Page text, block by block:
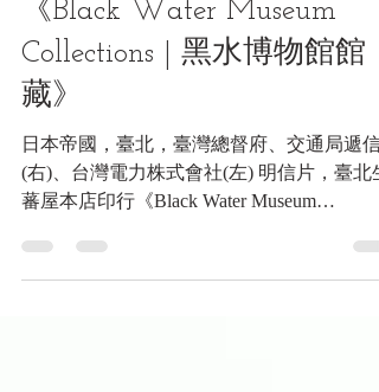
片，臺北生蕃屋本店印行
《Black Water Museum
Collections | 黑水博物館館
藏》
日本帝國，臺北，臺灣總督府、交通局遞信
蕃屋本店印行《Black Water Museum
Collections | 黑水博物館館藏》 TAIWAN